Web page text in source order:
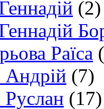
(2)
Раїса
Андрій (7)
Руслан (17)